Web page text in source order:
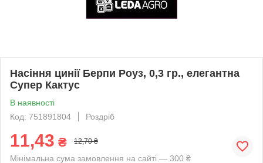
Насіння цинії Берпи Роуз, 0,3 гр., елегантна
Супер Кактус
В наявності
Код: 751891804
Роздріб
11,43 ₴ 12,70 ₴
Мінімальна сума замовлення на сайті — 300 ₴